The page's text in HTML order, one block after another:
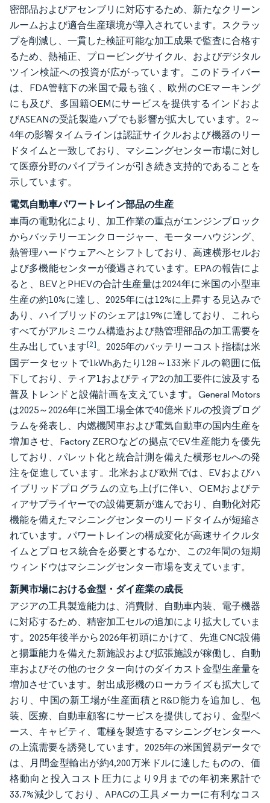
密部品およびアセンブリに対応するため、新たなクリーン
ルームおよび適合生産環境が導入されています。スクラッ
プを削減し、一貫した検証可能な加工成果で監査に合格す
るため、熱補正、プロービングサイクル、およびデジタル
ツイン検証への投資が広がっています。このドライバー
は、FDA管轄下の米国で最も強く、欧州のCEマーキング
にも及び、多国籍OEMにサービスを提供するインドおよ
びASEANの受託製造ハブでも影響が拡大しています。2～
4年の影響タイムラインは認証サイクルおよび機器のリー
ドタイムと一致しており、マシニングセンター市場に対し
て医療分野のパイプラインが引き続き支持的であることを
示しています。
電気自動車パワートレイン部品の生産
車両の電動化により、加工作業の重点がエンジンブロック
からバッテリーエンクロージャー、モーターハウジング、
熱管理ハードウェアへとシフトしており、高速横形セルお
よび多機能センターが優遇されています。EPAの報告によ
ると、BEVとPHEVの合計生産量は2024年に米国の小型車
生産の約10%に達し、2025年には12%に上昇する見込みで
あり、ハイブリッドのシェアは19%に達しており、これら
すべてがアルミニウム構造および熱管理部品の加工需要を
生み出しています[2]。2025年のバッテリーコスト指標は米
国データセットで1kWhあたり128～133米ドルの範囲に低
下しており、ティア1およびティア2の加工要件に波及する
普及トレンドと設備計画を支えています。General Motors
は2025～2026年に米国工場全体で40億米ドルの投資プログ
ラムを発表し、内燃機関車および電気自動車の国内生産を
増加させ、Factory ZEROなどの拠点でEV生産能力を優先
しており、パレット化と統合計測を備えた横形セルへの発
注を促進しています。北米および欧州では、EVおよびハ
イブリッドプログラムの立ち上げに伴い、OEMおよびテ
ィアサプライヤーでの設備更新が進んでおり、自動化対応
機能を備えたマシニングセンターのリードタイムが短縮さ
れています。パワートレインの構成変化が高速サイクルタ
イムとプロセス統合を必要とするなか、この2年間の短期
ウィンドウはマシニングセンター市場を支えています。
新興市場における金型・ダイ産業の成長
アジアの工具製造能力は、消費財、自動車内装、電子機器
に対応するため、精密加工セルの追加により拡大していま
す。2025年後半から2026年初頭にかけて、先進CNC設備
と揚重能力を備えた新施設および拡張施設が稼働し、自動
車およびその他のセクター向けのダイカスト金型生産量を
増加させています。射出成形機のローカライズも拡大して
おり、中国の新工場が生産面積とR&D能力を追加し、包
装、医療、自動車顧客にサービスを提供しており、金型ベ
ース、キャビティ、電極を製造するマシニングセンターへ
の上流需要を誘発しています。2025年の米国貿易データで
は、月間金型輸出が約4,200万米ドルに達したものの、価
格動向と投入コスト圧力により9月までの年初来累計で
33.7%減少しており、APACの工具メーカーに有利なコス